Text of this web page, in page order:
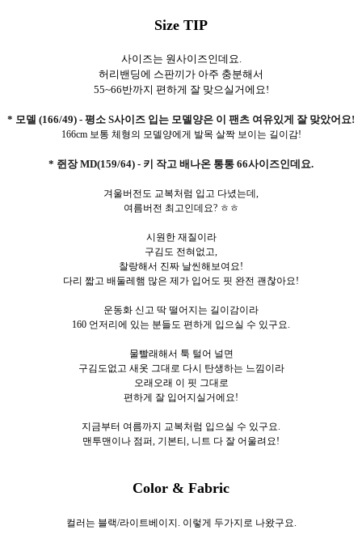
Size TIP
사이즈는 원사이즈인데요.
허리밴딩에 스판끼가 아주 충분해서
55~66반까지 편하게 잘 맞으실거에요!
* 모델 (166/49) - 평소 S사이즈 입는 모델양은 이 팬츠 여유있게 잘 맞았어요!
166cm 보통 체형의 모델양에게 발목 살짝 보이는 길이감!
* 쥔장 MD(159/64) - 키 작고 배나온 통통 66사이즈인데요.
겨울버전도 교복처럼 입고 다녔는데,
여름버전 최고인데요? ㅎㅎ
시원한 재질이라
구김도 전혀없고,
찰랑해서 진짜 날씬해보여요!
다리 짧고 배둘레햄 많은 제가 입어도 핏 완전 괜찮아요!
운동화 신고 딱 떨어지는 길이감이라
160 언저리에 있는 분들도 편하게 입으실 수 있구요.
물빨래해서 툭 털어 널면
구김도없고 새옷 그대로 다시 탄생하는 느낌이라
오래오래 이 핏 그대로
편하게 잘 입어지실거에요!
지금부터 여름까지 교복처럼 입으실 수 있구요.
맨투맨이나 점퍼, 기본티, 니트 다 잘 어울려요!
Color & Fabric
컬러는 블랙/라이트베이지. 이렇게 두가지로 나왔구요.